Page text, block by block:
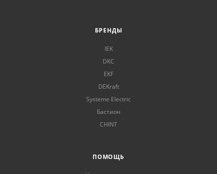
БРЕНДЫ
IEK
DKC
EKF
DEKraft
Systeme Electric
Бастион
CHINT
ПОМОЩЬ